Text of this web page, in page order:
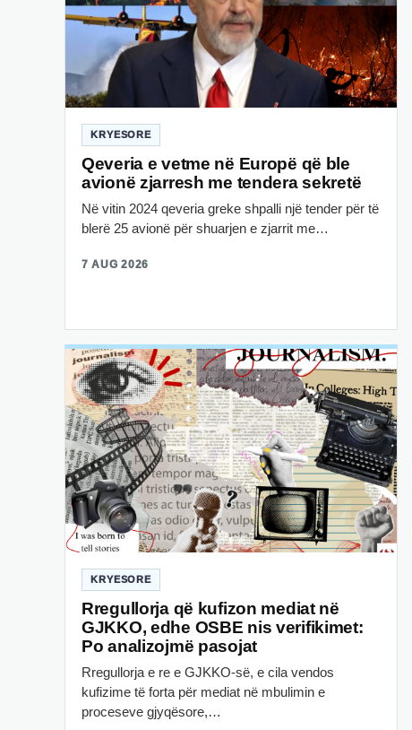
KRYESORE
Qeveria e vetme në Europë që ble
avionë zjarresh me tendera sekretë
Në vitin 2024 qeveria greke shpalli një tender për të
blerë 25 avionë për shuarjen e zjarrit me…
7 AUG 2026
KRYESORE
Rregullorja që kufizon mediat në
GJKKO, edhe OSBE nis verifikimet:
Po analizojmë pasojat
Rregullorja e re e GJKKO-së, e cila vendos
kufizime të forta për mediat në mbulimin e
proceseve gjyqësore,…